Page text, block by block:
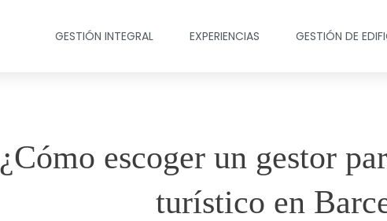
GESTIÓN INTEGRAL EXPERIENCIAS GESTIÓN DE
¿Cómo escoger un gestor
turístico en